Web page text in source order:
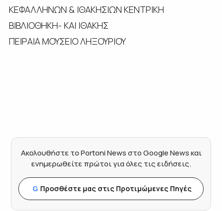
ΚΕΦΑΛΛΗΝΩΝ & ΙΘΑΚΗΣΙΩΝ ΚΕΝΤΡΙΚΗ
ΒΙΒΛΙΟΘΗΚΗ- ΚΑΙ ΙΘΑΚΗΣ
ΠΕΙΡΑΙΑ ΜΟΥΣΕΙΟ ΛΗΞΟΥΡΙΟΥ
Ακολουθήστε το Portoni News στο Google News και
ενημερωθείτε πρώτοι για όλες τις ειδήσεις.
G Προσθέστε μας στις Προτιμώμενες Πηγές